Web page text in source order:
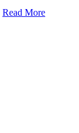
Read More